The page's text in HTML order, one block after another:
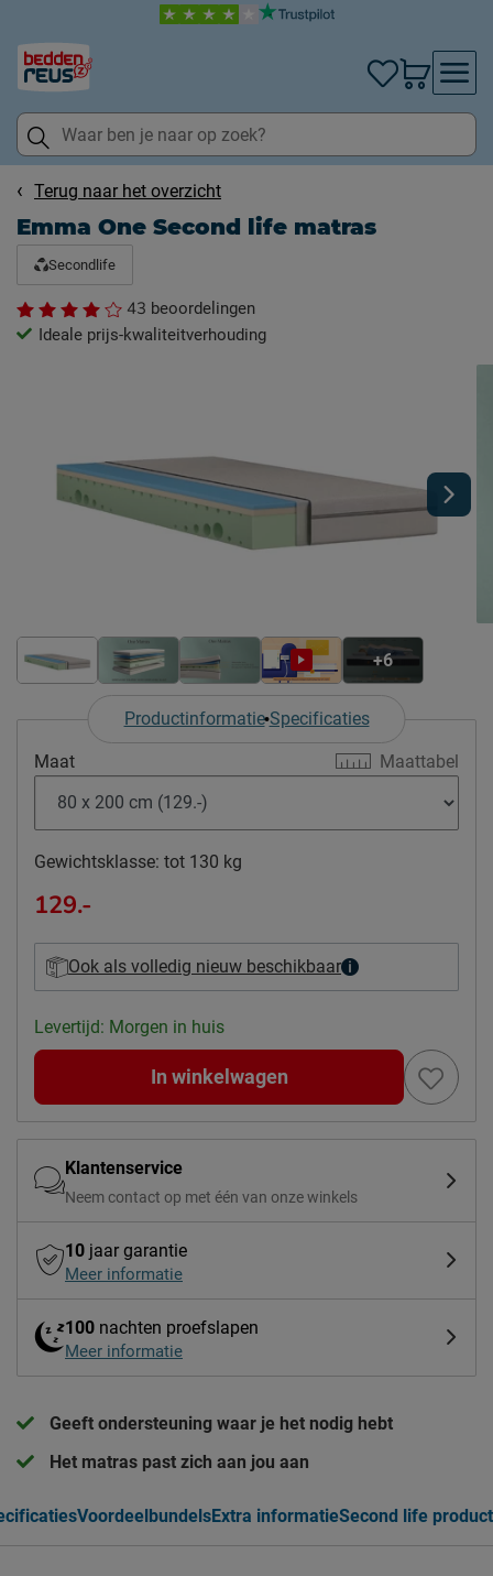
Terug naar het overzicht
Emma One Second life matras
Secondlife
43 beoordelingen
Ideale prijs-kwaliteitverhouding
+6
Productinformatie Specificaties
Maattabel
Maat
Gewichtsklasse: tot 130 kg
129.-
Ook als volledig nieuw beschikbaar
Levertijd: Morgen in huis
In winkelwagen
Klantenservice
Neem contact op met één van onze winkels
10 jaar garantie
Meer informatie
100 nachten proefslapen
Meer informatie
Geeft ondersteuning waar je het nodig hebt
Het matras past zich aan jou aan
VoordeelbundelsExtra informatieSecond life product